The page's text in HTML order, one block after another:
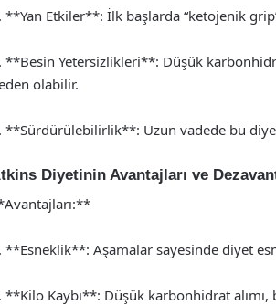
**Yan Etkiler**: İlk başlarda “ketojenik
**Besin Yetersizlikleri**: Düşük
olabilir.
**Sürdürülebilirlik**: Uzun vadede bu
Diyetinin Avantajları ve
**Esneklik**: Aşamalar sayesinde diyet
**Kilo Kaybı**: Düşük karbonhidrat alımı,